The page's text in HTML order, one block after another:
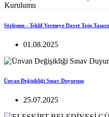
Sözleşme - Teklif Vermeye Davet Tesis
01.08.2025
Ünvan Değişikliği Sınav Duyurusu
25.07.2025